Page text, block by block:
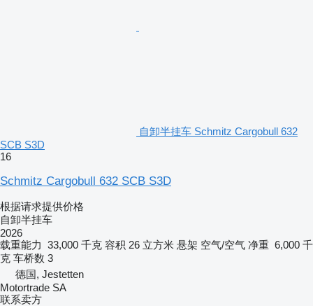
自卸半挂车 Schmitz Cargobull 632
SCB S3D
16
Schmitz Cargobull 632 SCB S3D
根据请求提供价格
自卸半挂车
2026
载重能力 33,000 千克 容积 26 立方米 悬架 空气/空气 净重 6,000 千
克 车桥数 3
德国, Jestetten
Motortrade SA
联系卖方